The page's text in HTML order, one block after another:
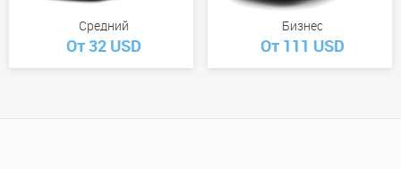
Средний
От 32 USD
Бизнес
От 111 USD